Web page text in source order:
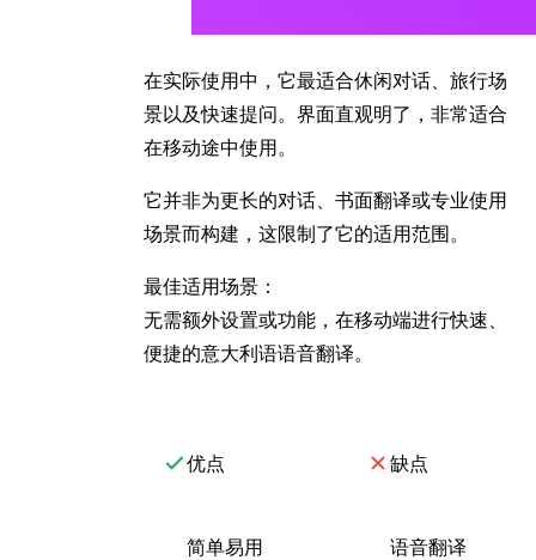
在实际使用中，它最适合休闲对话、旅行场
景以及快速提问。界面直观明了，非常适合
在移动途中使用。
它并非为更长的对话、书面翻译或专业使用
场景而构建，这限制了它的适用范围。
最佳适用场景：
无需额外设置或功能，在移动端进行快速、
便捷的意大利语语音翻译。
优点
简单易用
缺点
语音翻译